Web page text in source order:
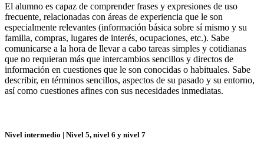
El alumno es capaz de comprender frases y expresiones de uso
frecuente, relacionadas con áreas de experiencia que le son
especialmente relevantes (información básica sobre sí mismo y su
familia, compras, lugares de interés, ocupaciones, etc.). Sabe
comunicarse a la hora de llevar a cabo tareas simples y cotidianas
que no requieran más que intercambios sencillos y directos de
información en cuestiones que le son conocidas o habituales. Sabe
describir, en términos sencillos, aspectos de su pasado y su entorno,
así como cuestiones afines con sus necesidades inmediatas.
Nivel intermedio | Nivel 5, nivel 6 y nivel 7